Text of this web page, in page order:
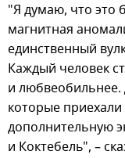
"Я думаю, что это
магнитная
единственный
Каждый человек
и
которые
дополнительную
и Коктебель", –